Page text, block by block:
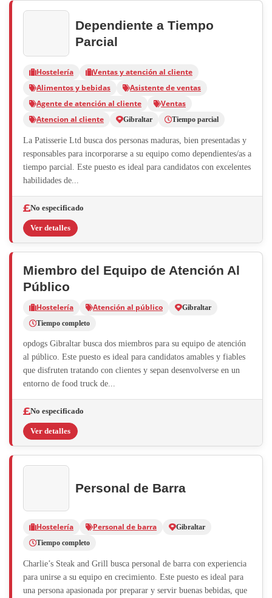
Dependiente a Tiempo
Parcial
Hostelería
Ventas y atención al cliente
Alimentos y bebidas
Asistente de ventas
Agente de atención al cliente
Ventas
Atencion al cliente
Gibraltar Tiempo parcial
La Patisserie Ltd busca dos personas maduras, bien presentadas y
responsables para incorporarse a su equipo como dependientes/as a
tiempo parcial. Este puesto es ideal para candidatos con excelentes
habilidades de...
No especificado
Ver detalles
Miembro del Equipo de Atención Al
Público
Hostelería Atención al público
Gibraltar
Tiempo completo
opdogs Gibraltar busca dos miembros para su equipo de atención
al público. Este puesto es ideal para candidatos amables y fiables
que disfruten tratando con clientes y sepan desenvolverse en un
entorno de food truck de...
No especificado
Ver detalles
Personal de Barra
Hostelería Personal de barra
Gibraltar
Tiempo completo
Charlie’s Steak and Grill busca personal de barra con experiencia
para unirse a su equipo en crecimiento. Este puesto es ideal para
una persona apasionada por preparar y servir buenas bebidas, que